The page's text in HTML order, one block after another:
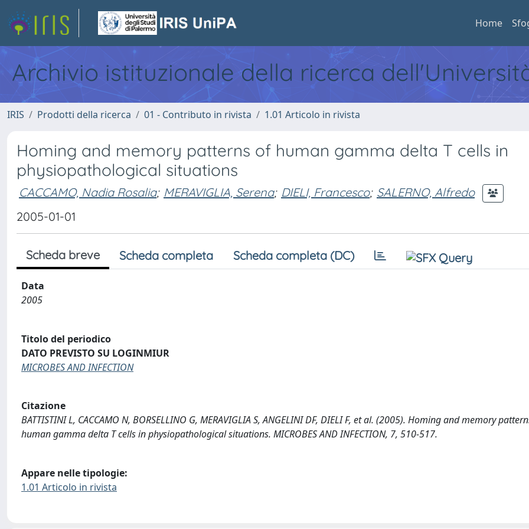
Home
Archivio istituzionale della ricerca
IRIS Prodotti della ricerca 01 - Contributo in rivista 1.01 Articolo in rivista
Homing and memory patterns of human gamma delta T cells in
physiopathological situations
CACCAMO, Nadia Rosalia; MERAVIGLIA, Serena; DIELI, Francesco; SALERNO, Alfredo
2005-01-01
Scheda breve Scheda completa Scheda completa (DC)
Data
2005
Titolo del periodico
DATO PREVISTO SU LOGINMIUR
MICROBES AND INFECTION
Citazione
BATTISTINI L, CACCAMO N, BORSELLINO G, MERAVIGLIA S, ANGELINI DF, DIELI F, et al. (2005). Homing and memory
human gamma delta T cells in physiopathological situations. MICROBES AND INFECTION, 7, 510-517.
Appare nelle tipologie:
1.01 Articolo in rivista